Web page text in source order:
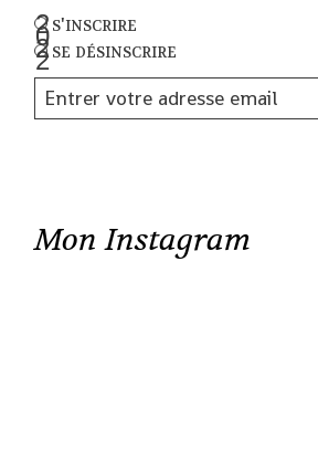
s'inscrire
se désinscrire
Mon Instagram